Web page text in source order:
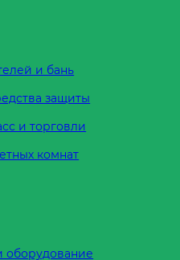
и бань
защиты
и торговли
комнат
оборудование